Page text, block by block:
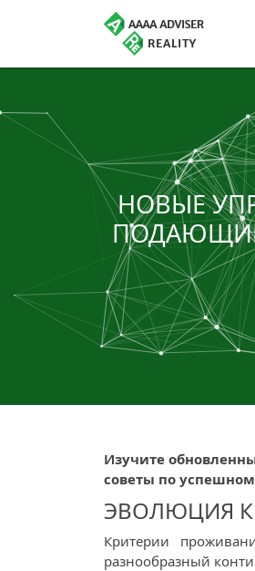
НОВЫЕ
ПОДАЮЩИМ
Изучите
советы по
ЭВОЛЮЦИЯ
Критерии
разнообразный